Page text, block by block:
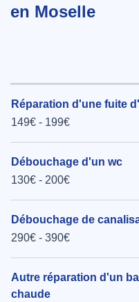
en Moselle
Réparation d'une fuite
149€ - 199€
Débouchage d'un wc
130€ - 200€
Débouchage de
290€ - 390€
Autre réparation d'un
chaude